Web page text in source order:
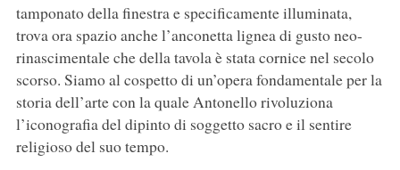
tamponato della finestra e specificamente illuminata,
trova ora spazio anche l’anconetta lignea di gusto neo-
rinascimentale che della tavola è stata cornice nel secolo
scorso. Siamo al cospetto di un’opera fondamentale per la
storia dell’arte con la quale Antonello rivoluziona
l’iconografia del dipinto di soggetto sacro e il sentire
religioso del suo tempo.